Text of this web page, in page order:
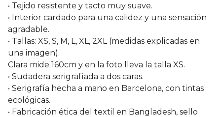
• Tejido resistente y tacto muy suave.
• Interior cardado para una calidez y una sensación
agradable.
• Tallas: XS, S, M, L, XL, 2XL (medidas explicadas en
una imagen).
Clara mide 160cm y en la foto lleva la talla XS.
• Sudadera serigrafíada a dos caras.
• Serigrafía hecha a mano en Barcelona, con tintas
ecológicas.
• Fabricación ética del textil en Bangladesh, sello